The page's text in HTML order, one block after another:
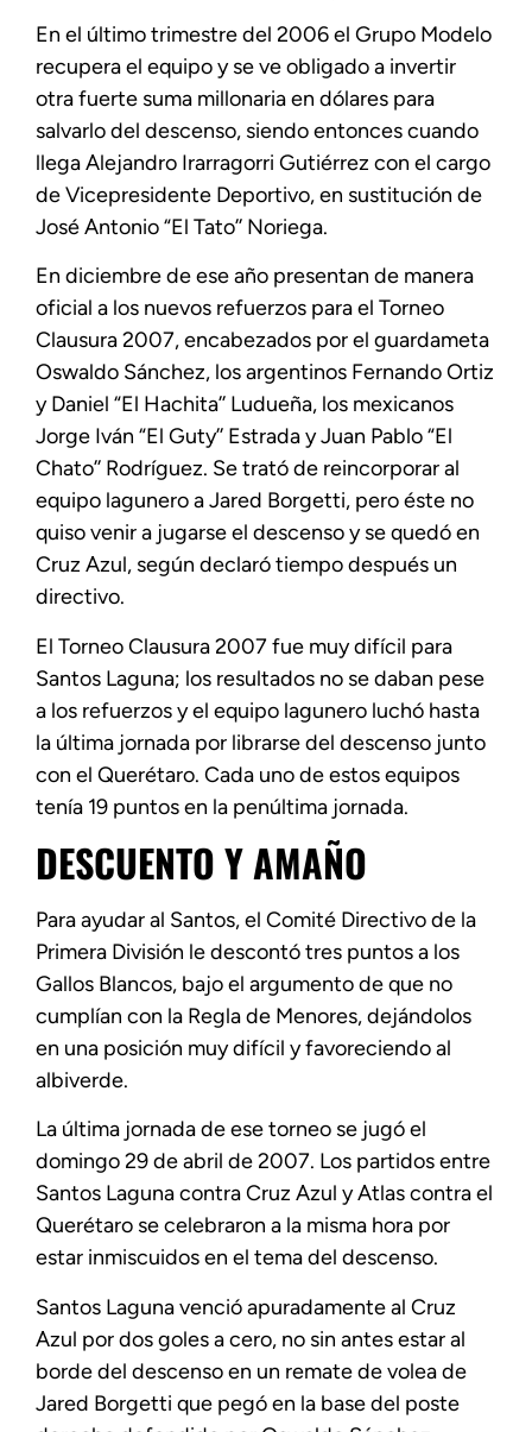
En el último trimestre del 2006 el Grupo Modelo
recupera el equipo y se ve obligado a invertir
otra fuerte suma millonaria en dólares para
salvarlo del descenso, siendo entonces cuando
llega Alejandro Irarragorri Gutiérrez con el cargo
de Vicepresidente Deportivo, en sustitución de
José Antonio “El Tato’’ Noriega.
En diciembre de ese año presentan de manera
oficial a los nuevos refuerzos para el Torneo
Clausura 2007, encabezados por el guardameta
Oswaldo Sánchez, los argentinos Fernando Ortiz
y Daniel “El Hachita’’ Ludueña, los mexicanos
Jorge Iván “El Guty’’ Estrada y Juan Pablo “El
Chato’’ Rodríguez. Se trató de reincorporar al
equipo lagunero a Jared Borgetti, pero éste no
quiso venir a jugarse el descenso y se quedó en
Cruz Azul, según declaró tiempo después un
directivo.
El Torneo Clausura 2007 fue muy difícil para
Santos Laguna; los resultados no se daban pese
a los refuerzos y el equipo lagunero luchó hasta
la última jornada por librarse del descenso junto
con el Querétaro. Cada uno de estos equipos
tenía 19 puntos en la penúltima jornada.
DESCUENTO Y AMAÑO
Para ayudar al Santos, el Comité Directivo de la
Primera División le descontó tres puntos a los
Gallos Blancos, bajo el argumento de que no
cumplían con la Regla de Menores, dejándolos
en una posición muy difícil y favoreciendo al
albiverde.
La última jornada de ese torneo se jugó el
domingo 29 de abril de 2007. Los partidos entre
Santos Laguna contra Cruz Azul y Atlas contra el
Querétaro se celebraron a la misma hora por
estar inmiscuidos en el tema del descenso.
Santos Laguna venció apuradamente al Cruz
Azul por dos goles a cero, no sin antes estar al
borde del descenso en un remate de volea de
Jared Borgetti que pegó en la base del poste